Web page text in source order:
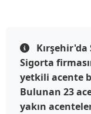
Kırşehir'da
Sigorta
yetkili acente
Bulunan 23
yakın